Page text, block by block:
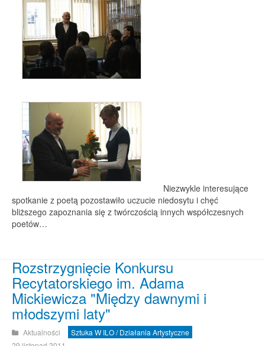
Niezwykle interesujące
spotkanie z poetą pozostawiło uczucie niedosytu i chęć
bliższego zapoznania się z twórczością innych współczesnych
poetów…
Rozstrzygnięcie Konkursu
Recytatorskiego im. Adama
Mickiewicza "Między dawnymi i
młodszymi laty"
Aktualności
Sztuka W ILO / Działania Artystyczne